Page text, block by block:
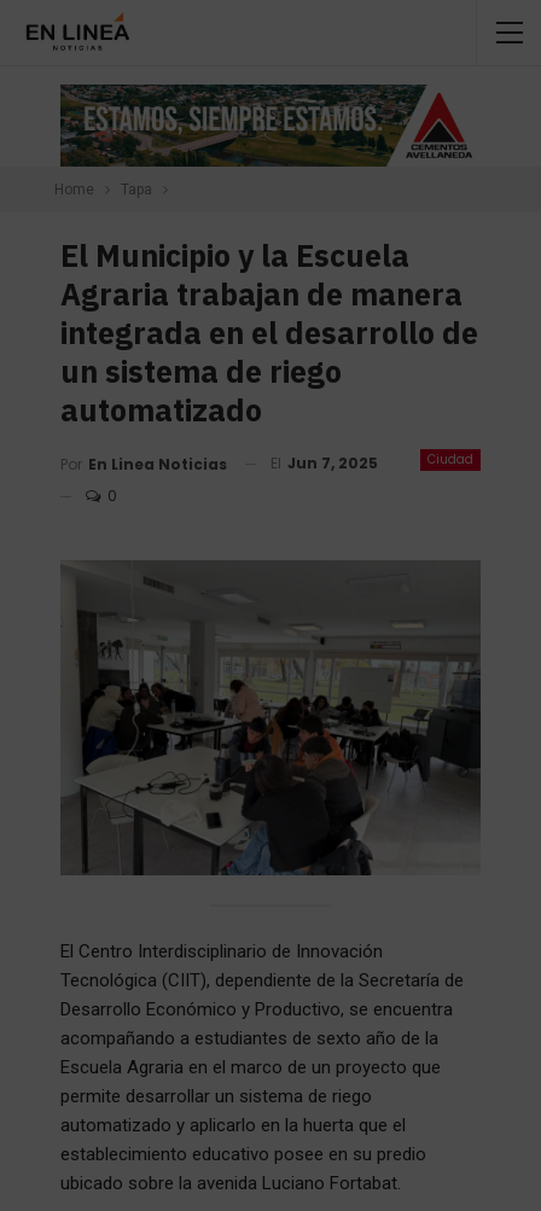
Home Tapa
El Municipio y la Escuela
Agraria trabajan de manera
integrada en el desarrollo de
un sistema de riego
automatizado
Ciudad
Por En Linea Noticias El Jun 7, 2025
0
El Centro Interdisciplinario de Innovación
Tecnológica (CIIT), dependiente de la Secretaría de
Desarrollo Económico y Productivo, se encuentra
acompañando a estudiantes de sexto año de la
Escuela Agraria en el marco de un proyecto que
permite desarrollar un sistema de riego
automatizado y aplicarlo en la huerta que el
establecimiento educativo posee en su predio
ubicado sobre la avenida Luciano Fortabat.